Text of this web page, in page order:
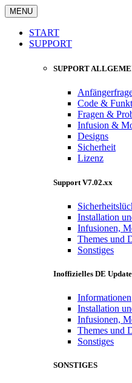
MENU
START
SUPPORT
SUPPORT
Code &
Fragen &
Infusion &
Designs
Sicherheit
Lizenz
Support V7.02.xx
Installation
Infusionen,
Themes und
Sonstiges
Inoffizielles DE
Informationen
Installation
Infusionen,
Themes und
Sonstiges
SONSTIGES